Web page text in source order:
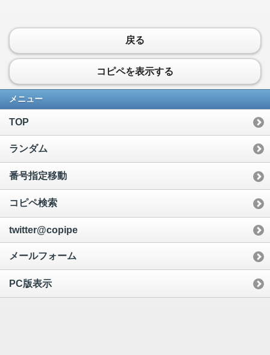
戻る
コピペを表示する
メニュー
TOP
ランダム
番号指定移動
コピペ検索
twitter@copipe
メールフォーム
PC版表示